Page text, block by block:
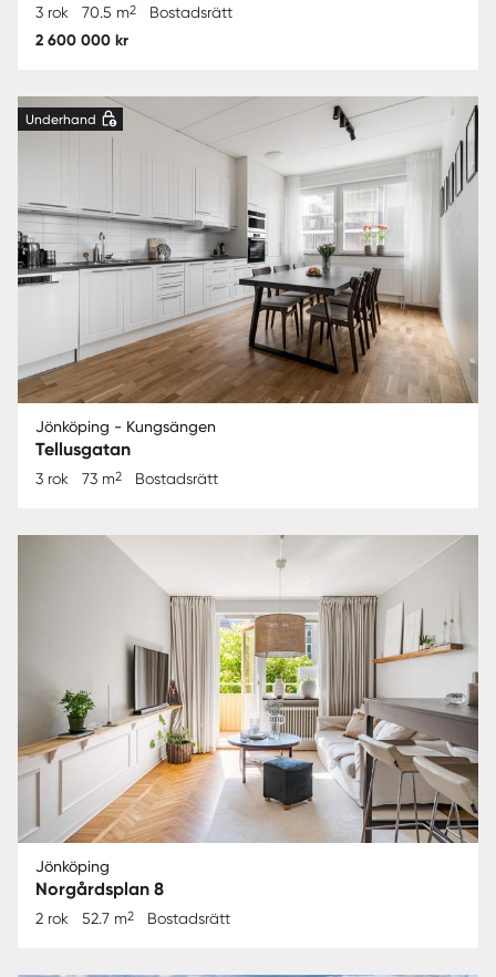
3 rok 70.5 m2 Bostadsrätt
2 600 000 kr
Underhand
Jönköping - Kungsängen
Tellusgatan
3 rok 73 m2 Bostadsrätt
Jönköping
Norgårdsplan 8
2 rok 52.7 m2 Bostadsrätt